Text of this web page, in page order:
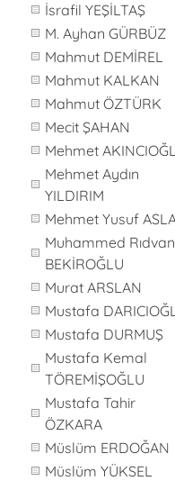
İsrafil YEŞİLTAŞ
M. Ayhan GÜRBÜZ
Mahmut DEMİREL
Mahmut KALKAN
Mahmut ÖZTÜRK
Mecit ŞAHAN
Mehmet
Mehmet Aydın
YILDIRIM
Mehmet Yusuf
Muhammed Rıdvan
BEKİROĞLU
Murat ARSLAN
Mustafa
Mustafa DURMUŞ
Mustafa Kemal
TÖREMİŞOĞLU
Mustafa Tahir
ÖZKARA
Müslüm ERDOĞAN
Müslüm YÜKSEL